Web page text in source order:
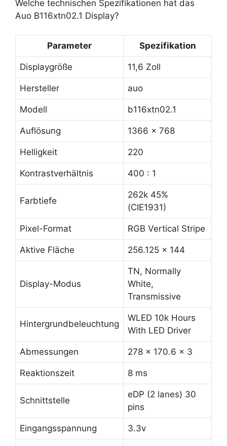
Welche technischen Spezifikationen hat das
Auo B116xtn02.1 Display?
Parameter Spezifikation
Displaygröße 11,6 Zoll
Hersteller auo
Modell b116xtn02.1
Auflösung 1366 x 768
Helligkeit 220
Kontrastverhältnis 400 : 1
Farbtiefe
262k 45%
(CIE1931)
Pixel-Format RGB Vertical Stripe
Aktive Fläche 256.125 x 144
Display-Modus
TN, Normally
White,
Transmissive
Hintergrundbeleuchtung
WLED 10k Hours
With LED Driver
Abmessungen 278 x 170.6 x 3
Reaktionszeit 8 ms
Schnittstelle
eDP (2 lanes) 30
pins
Eingangsspannung 3.3v